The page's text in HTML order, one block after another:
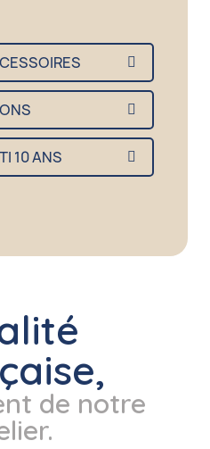
10 ANS
de notre